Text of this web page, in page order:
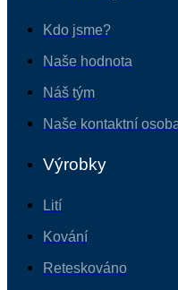
Kdo jsme?
Naše hodnota
Náš tým
Naše kontaktní
Výrobky
Lití
Kování
Reteskováno